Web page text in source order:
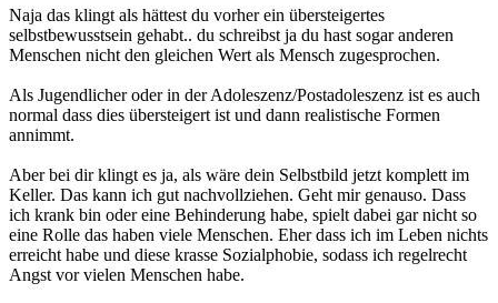
Naja das klingt als hättest du vorher ein übersteigertes
selbstbewusstsein gehabt.. du schreibst ja du hast sogar anderen
Menschen nicht den gleichen Wert als Mensch zugesprochen.
Als Jugendlicher oder in der Adoleszenz/Postadoleszenz ist es auch
normal dass dies übersteigert ist und dann realistische Formen
annimmt.
Aber bei dir klingt es ja, als wäre dein Selbstbild jetzt komplett im
Keller. Das kann ich gut nachvollziehen. Geht mir genauso. Dass
ich krank bin oder eine Behinderung habe, spielt dabei gar nicht so
eine Rolle das haben viele Menschen. Eher dass ich im Leben nichts
erreicht habe und diese krasse Sozialphobie, sodass ich regelrecht
Angst vor vielen Menschen habe.